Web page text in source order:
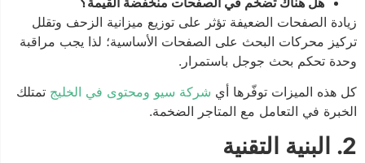
زيادة الصفحات الضعيفة تؤثر على توزيع ميزانية الزحف وتقلل
تركيز محركات البحث على الصفحات الأساسية؛ لذا يجب مراقبة
وحدة تحكم بحث جوجل باستمرار.
كل هذه الميزات توفّرها أي شركة سيو ومحتوى في الخليجتمتلك
الخبرة في التعامل مع المتاجر الضخمة.
2. البنية التقنية